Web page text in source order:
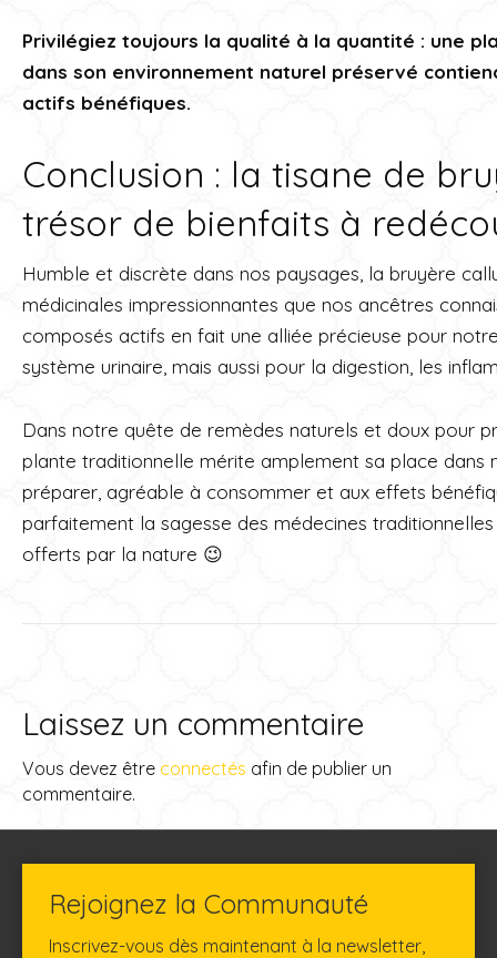
Privilégiez toujours la qualité à la quantité : une
dans son environnement naturel préservé
actifs bénéfiques.
Conclusion : la tisane de
trésor de bienfaits à
Humble et discrète dans nos paysages, la bruyère
médicinales impressionnantes que nos ancêtres
composés actifs en fait une alliée précieuse pour
système urinaire, mais aussi pour la digestion, les
Dans notre quête de remèdes naturels et doux pour
plante traditionnelle mérite amplement sa place dans
préparer, agréable à consommer et aux effets
parfaitement la sagesse des médecines
offerts par la nature 😉
Laissez un commentaire
Vous devez être connectés afin de publier un
commentaire.
Rejoignez la Communauté
Inscrivez-vous dès maintenant à la newsletter,